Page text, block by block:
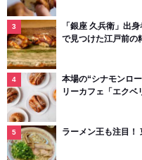
「銀座 久兵衛」出
で見つけた江戸前の
本場の“シナモンロ
リーカフェ「エクベ
ラーメン王も注目！